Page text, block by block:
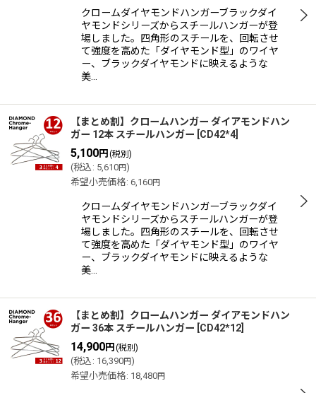
クロームダイヤモンドハンガーブラックダイ
ヤモンドシリーズからスチールハンガーが登
場しました。四角形のスチールを、回転させ
て強度を高めた「ダイヤモンド型」のワイヤ
ー、ブラックダイヤモンドに映えるような
美…
【まとめ割】クロームハンガー ダイアモンドハン
ガー 12本 スチールハンガー [CD42*4]
5,100円(税別)
(税込 : 5,610円)
希望小売価格: 6,160円
クロームダイヤモンドハンガーブラックダイ
ヤモンドシリーズからスチールハンガーが登
場しました。四角形のスチールを、回転させ
て強度を高めた「ダイヤモンド型」のワイヤ
ー、ブラックダイヤモンドに映えるような
美…
【まとめ割】クロームハンガー ダイアモンドハン
ガー 36本 スチールハンガー [CD42*12]
14,900円(税別)
(税込 : 16,390円)
希望小売価格: 18,480円